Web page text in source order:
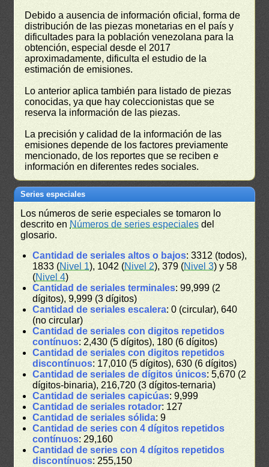
Debido a ausencia de información oficial, forma de
distribución de las piezas monetarias en el país y
dificultades para la población venezolana para la
obtención, especial desde el 2017
aproximadamente, dificulta el estudio de la
estimación de emisiones.
Lo anterior aplica también para listado de piezas
conocidas, ya que hay coleccionistas que se
reserva la información de las piezas.
La precisión y calidad de la información de las
emisiones depende de los factores previamente
mencionado, de los reportes que se reciben e
información en diferentes redes sociales.
Series especiales
Los números de serie especiales se tomaron lo
descrito en Números de series especiales del
glosario.
Cantidad de seriales altos o bajos: 3312 (todos),
1833 (Nivel 1), 1042 (Nivel 2), 379 (Nivel 3) y 58
(Nivel 4)
Cantidad de seriales terminales: 99,999 (2
dígitos), 9,999 (3 dígitos)
Cantidad de seriales escalera: 0 (circular), 640
(no circular)
Cantidad de seriales con digitos repetidos
contínuos: 2,430 (5 dígitos), 180 (6 dígitos)
Cantidad de seriales con digitos repetidos
discontínuos: 17,010 (5 dígitos), 630 (6 dígitos)
Cantidad de seriales de dígitos únicos: 5,670 (2
dígitos-binaria), 216,720 (3 dígitos-ternaria)
Cantidad de seriales capicúas: 9,999
Cantidad de seriales rotador: 127
Cantidad de seriales sólida: 9
Cantidad de series con 4 dígitos repetidos
contínuos: 29,160
Cantidad de series con 4 dígitos repetidos
discontínuos: 255,150